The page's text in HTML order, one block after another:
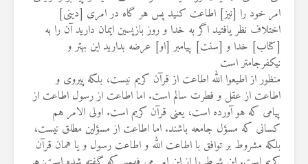
امر خود را ‏‏[نيز] اطاعت كنيد پس هر گاه در امرى [دينى]
اختلاف نظر يافتيد اگر به خدا ‏و روز بازپسين ايمان داريد آن را به
[كتاب] خدا و [سنت] پيامبر [او] عرضه ‏بداريد اين بهتر و
نيك‏فرجام‏تر است
منظور از اطیعوا الله اطاعت از قرآن کریم نیست، بلکه پیروی و
اطاعت از ‏عقل و فطرت سالم است. اما اطاعت از رسول اطاعت از
پیامی که هو آورده ‏است، یعنی قرآن کریم است. اولی الامر هم
کسانی که مسؤل جامعه باشند. اما ‏اطاعت از مسؤلین مطلق نیست،
بلکه مشروط بر توافق با اطاعت الله و ‏اطاعت رسول و یا همان قرآن